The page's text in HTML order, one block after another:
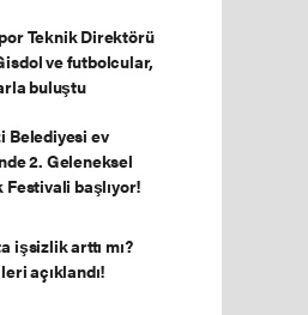
Teknik Direktörü
ve futbolcular,
buluştu
Belediyesi ev
2. Geleneksel
Festivali başlıyor!
işsizlik arttı mı?
açıklandı!